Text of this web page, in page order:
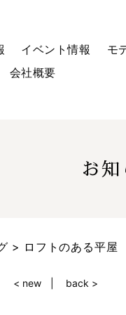
お
イベント情報 モ
会社概要
ロフトのある平屋
< new back >